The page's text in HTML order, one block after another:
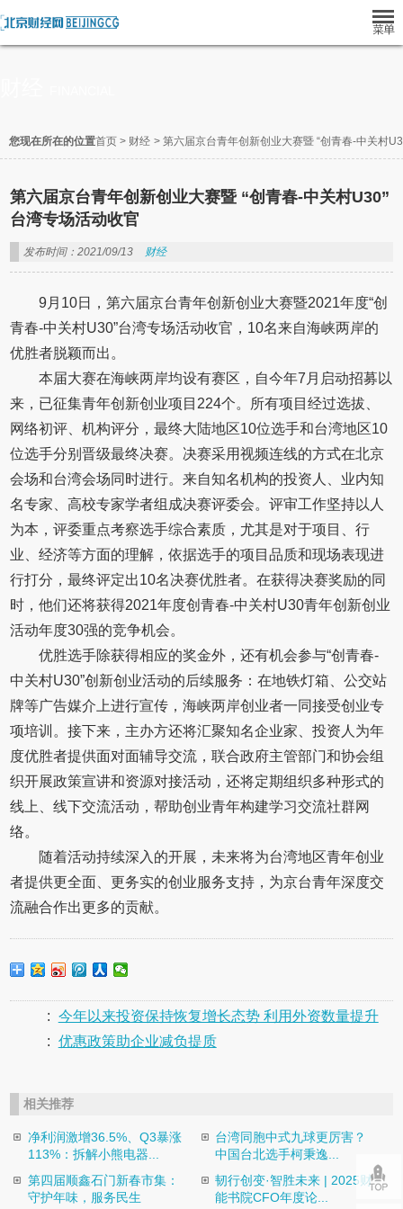
您现在所在的位置首页 > 财经 > 第六届京台青年创新创业大赛暨 “创青春-中关村
第六届京台青年创新创业大赛暨 “创青春-中关村U30”
台湾专场活动收官
发布时间：2021/09/13 财经
9月10日，第六届京台青年创新创业大赛暨2021年度“创
青春-中关村U30”台湾专场活动收官，10名来自海峡两岸的
优胜者脱颖而出。
本届大赛在海峡两岸均设有赛区，自今年7月启动招募以
来，已征集青年创新创业项目224个。所有项目经过选拔、
网络初评、机构评分，最终大陆地区10位选手和台湾地区10
位选手分别晋级最终决赛。决赛采用视频连线的方式在北京
会场和台湾会场同时进行。来自知名机构的投资人、业内知
名专家、高校专家学者组成决赛评委会。评审工作坚持以人
为本，评委重点考察选手综合素质，尤其是对于项目、行
业、经济等方面的理解，依据选手的项目品质和现场表现进
行打分，最终评定出10名决赛优胜者。在获得决赛奖励的同
时，他们还将获得2021年度创青春-中关村U30青年创新创业
活动年度30强的竞争机会。
优胜选手除获得相应的奖金外，还有机会参与“创青春-
中关村U30”创新创业活动的后续服务：在地铁灯箱、公交站
牌等广告媒介上进行宣传，海峡两岸创业者一同接受创业专
项培训。接下来，主办方还将汇聚知名企业家、投资人为年
度优胜者提供面对面辅导交流，联合政府主管部门和协会组
织开展政策宣讲和资源对接活动，还将定期组织多种形式的
线上、线下交流活动，帮助创业青年构建学习交流社群网
络。
随着活动持续深入的开展，未来将为台湾地区青年创业
者提供更全面、更务实的创业服务支持，为京台青年深度交
流融合作出更多的贡献。
: 今年以来投资保持恢复增长态势 利用外资数量提升
: 优惠政策助企业减负提质
相关推荐
净利润激增36.5%、Q3暴涨
113%：拆解小熊电器...
台湾同胞中式九球更厉害？
中国台北选手柯秉逸...
第四届顺鑫石门新春市集：
守护年味，服务民生
韧行创变·智胜未来 | 2025财
能书院CFO年度论...